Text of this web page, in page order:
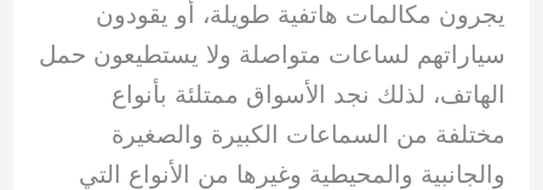
يجرون مكالمات هاتفية طويلة، أو يقودون
سياراتهم لساعات متواصلة ولا يستطيعون حمل
الهاتف، لذلك نجد الأسواق ممتلئة بأنواع
مختلفة من السماعات الكبيرة والصغيرة
والجانبية والمحيطية وغيرها من الأنواع التي